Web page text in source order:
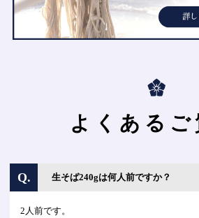
よくあるご
Q. 生そば240gは何人前ですか？
2人前です。